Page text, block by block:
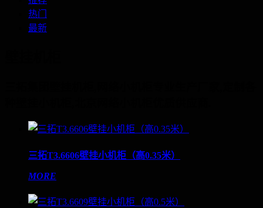
热门
最新
三拓T3.6606壁挂小机柜（高0.35米）
MORE